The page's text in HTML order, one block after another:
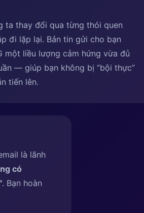
ta thay đổi qua từng thói quen
đi lặp lại. Bản tin gửi cho bạn
một liều lượng cảm hứng vừa đủ
— giúp bạn không bị “bội thực”
tiến lên.
là lãnh
có
. Bạn hoàn